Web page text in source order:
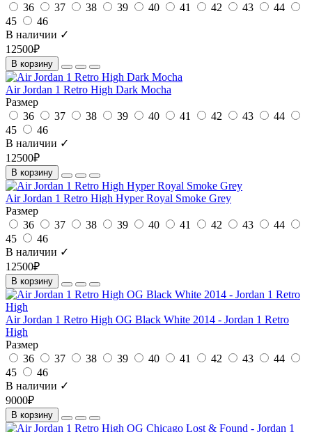
36
37 38 39 40 41 42 43
44
45
46
В наличии ✓
12500₽
В корзину
Air Jordan 1 Retro High Dark Mocha
Размер
36
37 38 39 40 41 42 43
44
45
46
В наличии ✓
12500₽
В корзину
Air Jordan 1 Retro High Hyper Royal Smoke Grey
Размер
36
37 38 39 40 41 42 43
44
45
46
В наличии ✓
12500₽
В корзину
Air Jordan 1 Retro High OG Black White 2014 - Jordan 1 Retro
High
Размер
36
37 38 39 40 41 42 43
44
45
46
В наличии ✓
9000₽
В корзину